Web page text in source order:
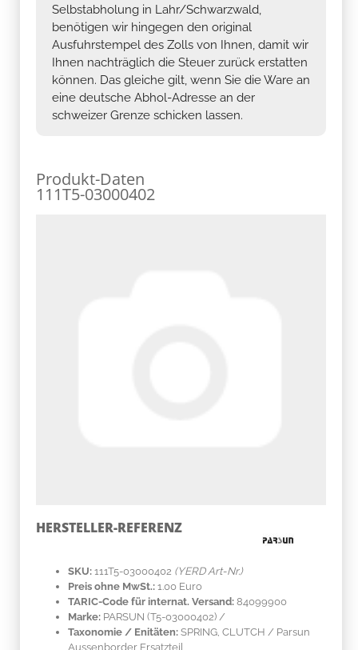
Selbstabholung in Lahr/Schwarzwald,
benötigen wir hingegen den original
Ausfuhrstempel des Zolls von Ihnen, damit wir
Ihnen nachträglich die Steuer zurück erstatten
können. Das gleiche gilt, wenn Sie die Ware an
eine deutsche Abhol-Adresse an der
schweizer Grenze schicken lassen.
Produkt-Daten
111T5-03000402
HERSTELLER-REFERENZ
SKU: 111T5-03000402 (YERD Art-Nr.)
Preis ohne MwSt.: 1.00 Euro
TARIC-Code für internat. Versand: 84099900
Marke: PARSUN (T5-03000402) /
Taxonomie / Enitäten: SPRING, CLUTCH / Parsun
Aussenborder Ersatzteil